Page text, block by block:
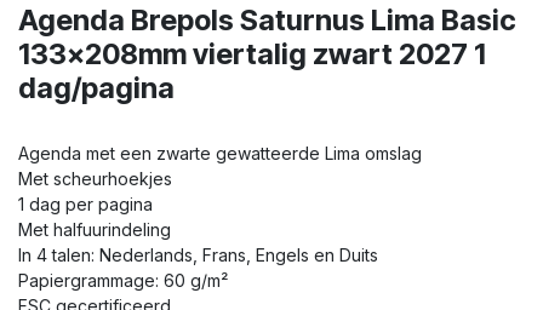
Agenda Brepols Saturnus Lima Basic
133x208mm viertalig zwart 2027 1
dag/pagina
Agenda met een zwarte gewatteerde Lima omslag
Met scheurhoekjes
1 dag per pagina
Met halfuurindeling
In 4 talen: Nederlands, Frans, Engels en Duits
Papiergrammage: 60 g/m²
FSC gecertificeerd